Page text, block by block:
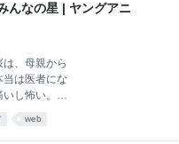
万円くらい
時期に 何ヶ
らバカにな
んなの星 | ヤングアニ
、母親から
は医者にな
し怖い。だ
web